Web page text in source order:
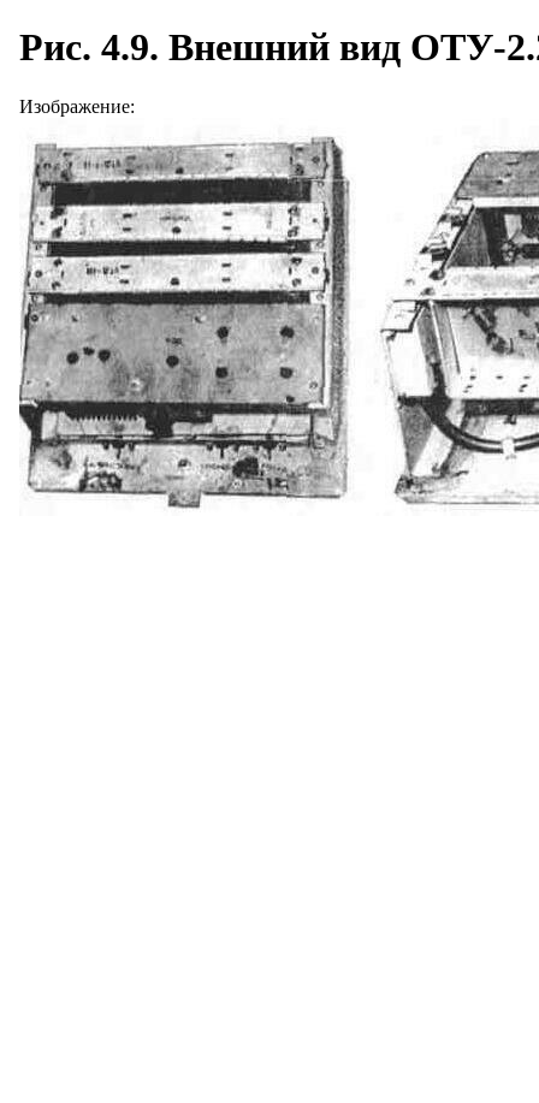
Рис. 4.9. Внешний вид ОТУ-
Изображение: